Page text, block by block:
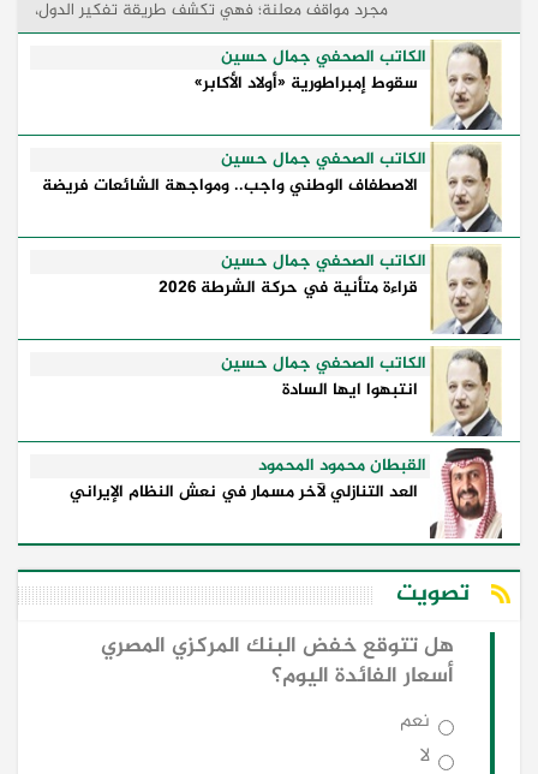
مجرد مواقف معلنة؛ فهي تكشف طريقة تفكير الدول،
وكيفية إدارتها للأزمات، والحدود التي تفصل بين القوة
...
الكاتب الصحفي جمال حسين
سقوط إمبراطورية «أولاد الأكابر»
الكاتب الصحفي جمال حسين
الاصطفاف الوطني واجب.. ومواجهة الشائعات فريضة
الكاتب الصحفي جمال حسين
قراءة متأنية في حركة الشرطة 2026
الكاتب الصحفي جمال حسين
انتبهوا ايها السادة
القبطان محمود المحمود
العد التنازلي لآخر مسمار في نعش النظام الإيراني
تصويت
هل تتوقع خفض البنك المركزي المصري
أسعار الفائدة اليوم؟
نعم
لا